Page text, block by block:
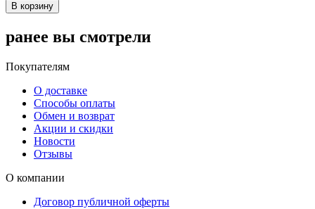
В корзину
ранее вы смотрели
Покупателям
О доставке
Способы оплаты
Обмен и возврат
Акции и скидки
Новости
Отзывы
О компании
Договор публичной оферты